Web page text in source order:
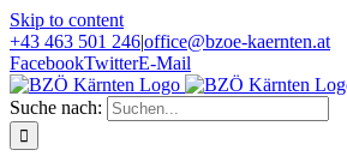
Skip to content
+43 463 501 246|office@bzoe-kaernten.at
FacebookTwitterE-Mail
Suche nach: